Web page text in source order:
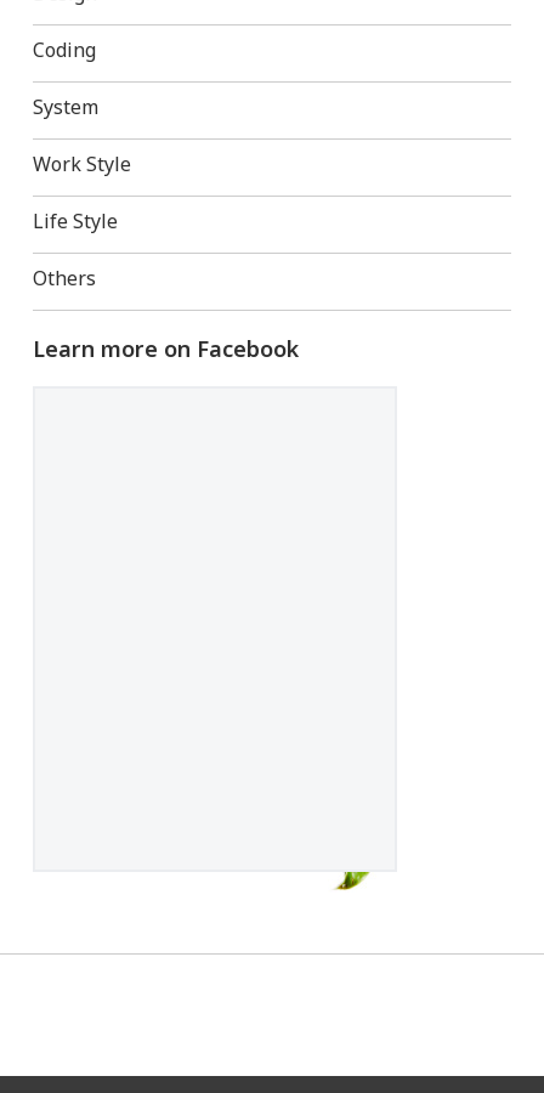
Coding
System
Work Style
Life Style
Others
Learn more on Facebook